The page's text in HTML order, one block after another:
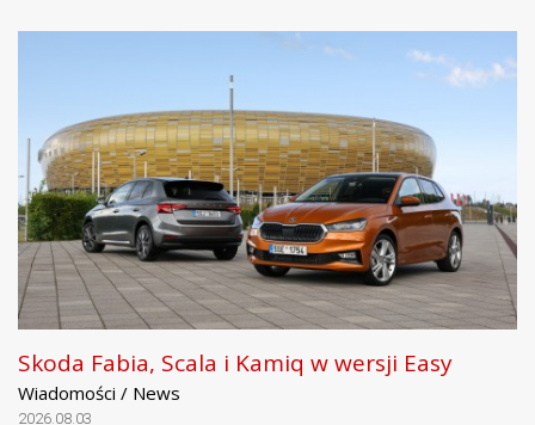
Skoda Fabia, Scala i Kamiq w wersji Easy
Wiadomości / News
2026.08.03